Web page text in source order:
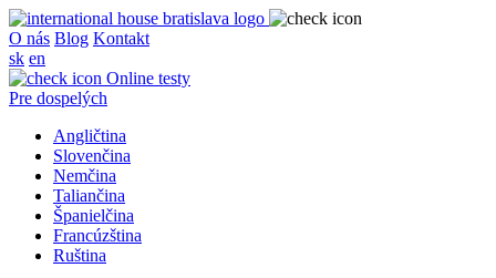
O nás Blog Kontakt
sk en
Online testy
Pre dospelých
Angličtina
Slovenčina
Nemčina
Taliančina
Španielčina
Francúzština
Ruština